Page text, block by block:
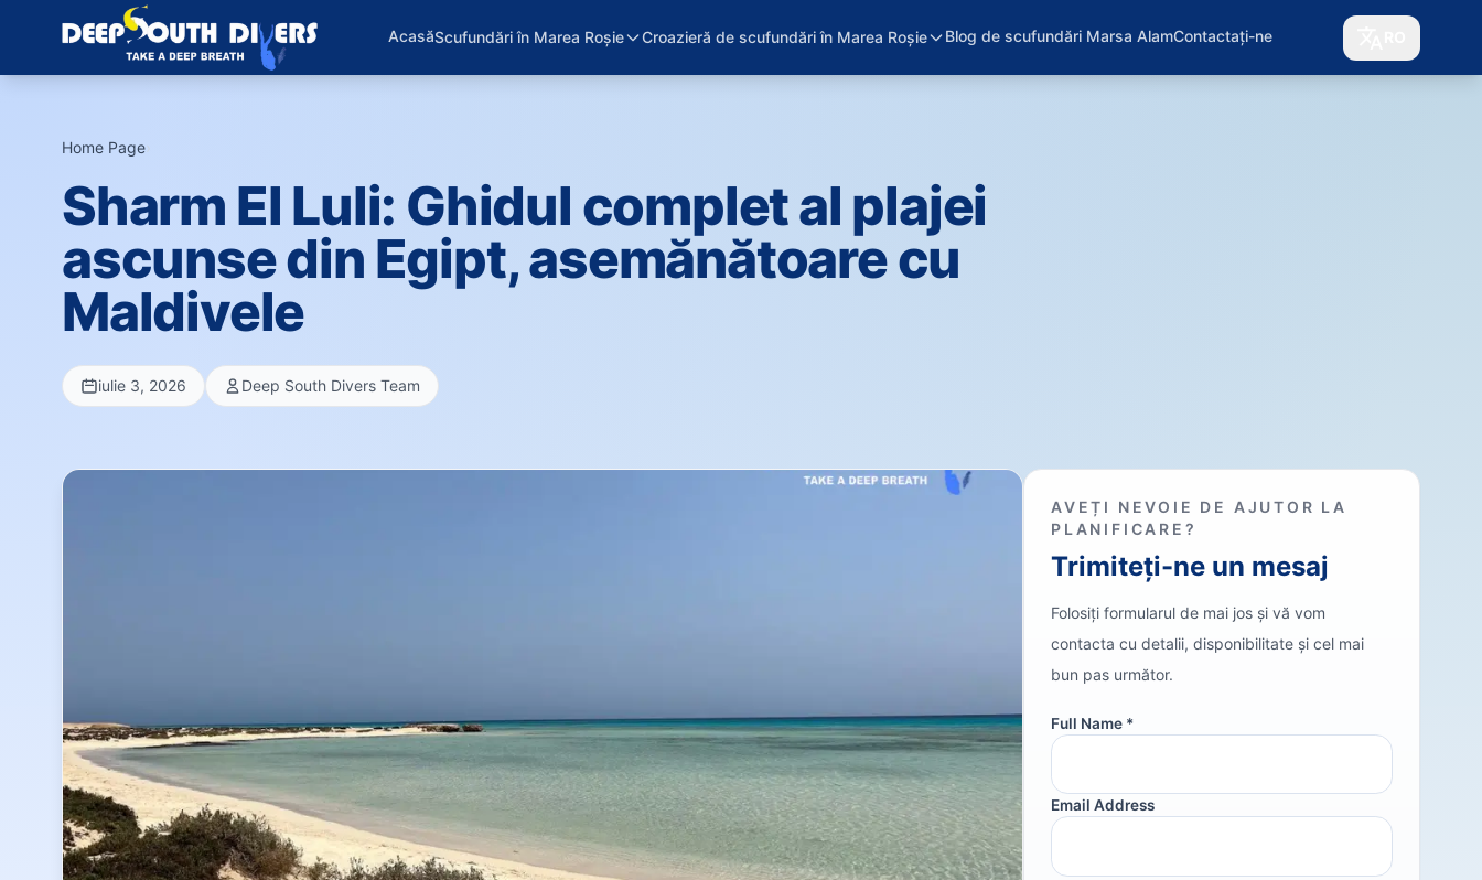
AcasăScufundări în Marea Roșie Croazieră de scufundări în Marea Roșie Blog de scufundări Marsa AlamContactați-ne
Home Page›
Sharm El Luli: Ghidul complet al plajei
ascunse din Egipt, asemănătoare cu
Maldivele
iulie 3, 2026 Deep South Divers Team
AVEȚI NEVOIE DE AJUTOR LA
PLANIFICARE?
Trimiteți-ne un mesaj
Folosiți formularul de mai jos și vă vom
contacta cu detalii, disponibilitate și cel mai
bun pas următor.
Full Name *
Email Address